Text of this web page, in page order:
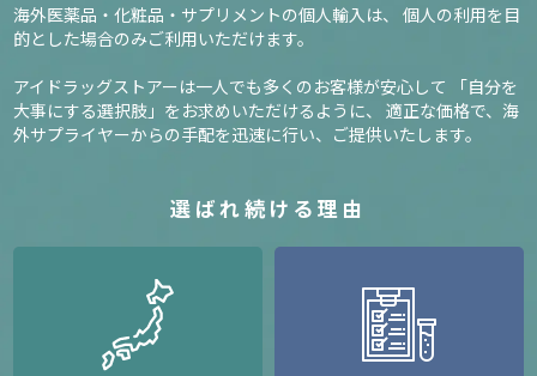
海外医薬品・化粧品・サプリメントの個人輸入は、
個人の利用を目
的とした場合のみご利用いただけます。
アイドラッグストアーは一人でも多くのお客様が安心して
「自分を
大事にする選択肢」をお求めいただけるように、
適正な価格で、海
外サプライヤーからの手配を迅速に行い、ご提供いたします。
選ばれ続ける理由